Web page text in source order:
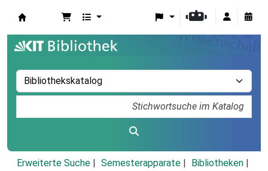
Erweiterte Suche Semesterapparate
Bibliotheken